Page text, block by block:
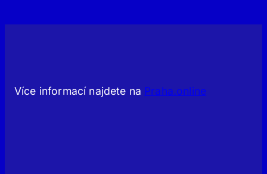
Více informací najdete na Praha.online